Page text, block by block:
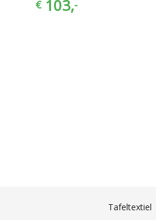
€ 103,-
Tafeltextiel